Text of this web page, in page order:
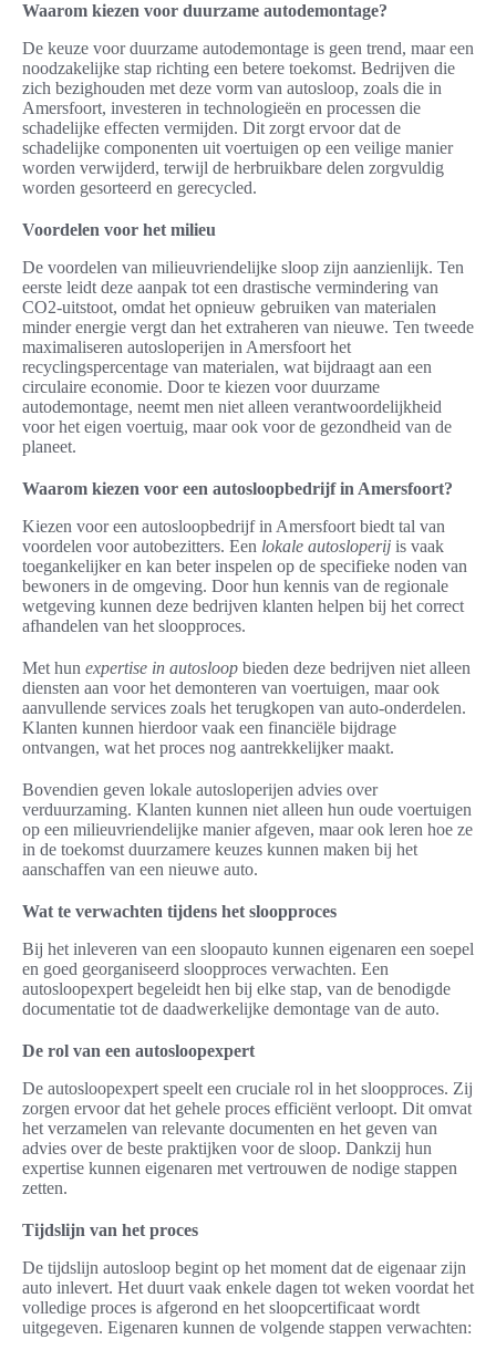
Waarom kiezen voor duurzame autodemontage?
De keuze voor duurzame autodemontage is geen trend, maar een
noodzakelijke stap richting een betere toekomst. Bedrijven die
zich bezighouden met deze vorm van autosloop, zoals die in
Amersfoort, investeren in technologieën en processen die
schadelijke effecten vermijden. Dit zorgt ervoor dat de
schadelijke componenten uit voertuigen op een veilige manier
worden verwijderd, terwijl de herbruikbare delen zorgvuldig
worden gesorteerd en gerecycled.
Voordelen voor het milieu
De voordelen van milieuvriendelijke sloop zijn aanzienlijk. Ten
eerste leidt deze aanpak tot een drastische vermindering van
CO2-uitstoot, omdat het opnieuw gebruiken van materialen
minder energie vergt dan het extraheren van nieuwe. Ten tweede
maximaliseren autosloperijen in Amersfoort het
recyclingspercentage van materialen, wat bijdraagt aan een
circulaire economie. Door te kiezen voor duurzame
autodemontage, neemt men niet alleen verantwoordelijkheid
voor het eigen voertuig, maar ook voor de gezondheid van de
planeet.
Waarom kiezen voor een autosloopbedrijf in Amersfoort?
Kiezen voor een autosloopbedrijf in Amersfoort biedt tal van
voordelen voor autobezitters. Een lokale autosloperij is vaak
toegankelijker en kan beter inspelen op de specifieke noden van
bewoners in de omgeving. Door hun kennis van de regionale
wetgeving kunnen deze bedrijven klanten helpen bij het correct
afhandelen van het sloopproces.
Met hun expertise in autosloop bieden deze bedrijven niet alleen
diensten aan voor het demonteren van voertuigen, maar ook
aanvullende services zoals het terugkopen van auto-onderdelen.
Klanten kunnen hierdoor vaak een financiële bijdrage
ontvangen, wat het proces nog aantrekkelijker maakt.
Bovendien geven lokale autosloperijen advies over
verduurzaming. Klanten kunnen niet alleen hun oude voertuigen
op een milieuvriendelijke manier afgeven, maar ook leren hoe ze
in de toekomst duurzamere keuzes kunnen maken bij het
aanschaffen van een nieuwe auto.
Wat te verwachten tijdens het sloopproces
Bij het inleveren van een sloopauto kunnen eigenaren een soepel
en goed georganiseerd sloopproces verwachten. Een
autosloopexpert begeleidt hen bij elke stap, van de benodigde
documentatie tot de daadwerkelijke demontage van de auto.
De rol van een autosloopexpert
De autosloopexpert speelt een cruciale rol in het sloopproces. Zij
zorgen ervoor dat het gehele proces efficiënt verloopt. Dit omvat
het verzamelen van relevante documenten en het geven van
advies over de beste praktijken voor de sloop. Dankzij hun
expertise kunnen eigenaren met vertrouwen de nodige stappen
zetten.
Tijdslijn van het proces
De tijdslijn autosloop begint op het moment dat de eigenaar zijn
auto inlevert. Het duurt vaak enkele dagen tot weken voordat het
volledige proces is afgerond en het sloopcertificaat wordt
uitgegeven. Eigenaren kunnen de volgende stappen verwachten: